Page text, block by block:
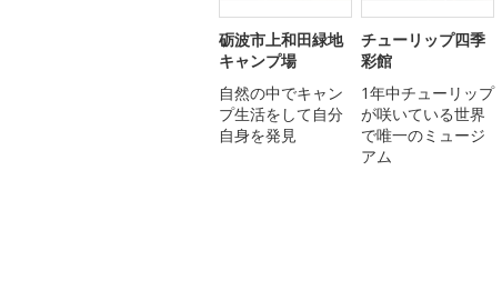
砺波市上和田緑地
キャンプ場
自然の中でキャン
プ生活をして自分
自身を発見
チューリップ四季
彩館
1年中チューリップ
が咲いている世界
で唯一のミュージ
アム